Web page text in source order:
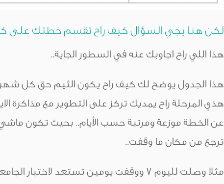
لكن هنا يجي السؤال كيف راح تقسم خطتك على
هذا اللي راح اجاوبك عنه في السطور الجاية..
هذا الجدول يوضح لك كيف راح يكون الثيم حق كل
هذي المرحلة راح يمديك تركز على التطوير مع
عن الخطة موزعة ومرتبة حسب الأيام.. بحيث تكون
ترجع من مكان ما وقفت..
مثلا وصلت لليوم ٧ ووقفت يومين تستعد